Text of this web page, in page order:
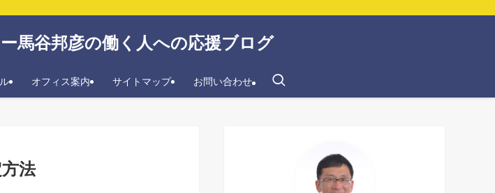
馬谷邦彦の働く人への応援ブログ
オフィス案内 サイトマップ お問い合わせ
法